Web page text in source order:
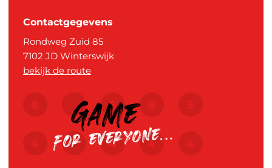
Contactgegevens
Rondweg Zuid 85
7102 JD Winterswijk
bekijk de route